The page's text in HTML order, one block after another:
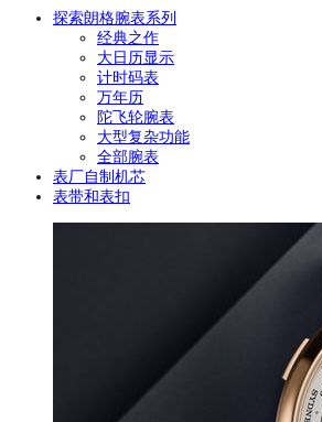
探索朗格腕表系列
经典之作
大日历显示
计时码表
万年历
陀飞轮腕表
大型复杂功能
全部腕表
表厂自制机芯
表带和表扣